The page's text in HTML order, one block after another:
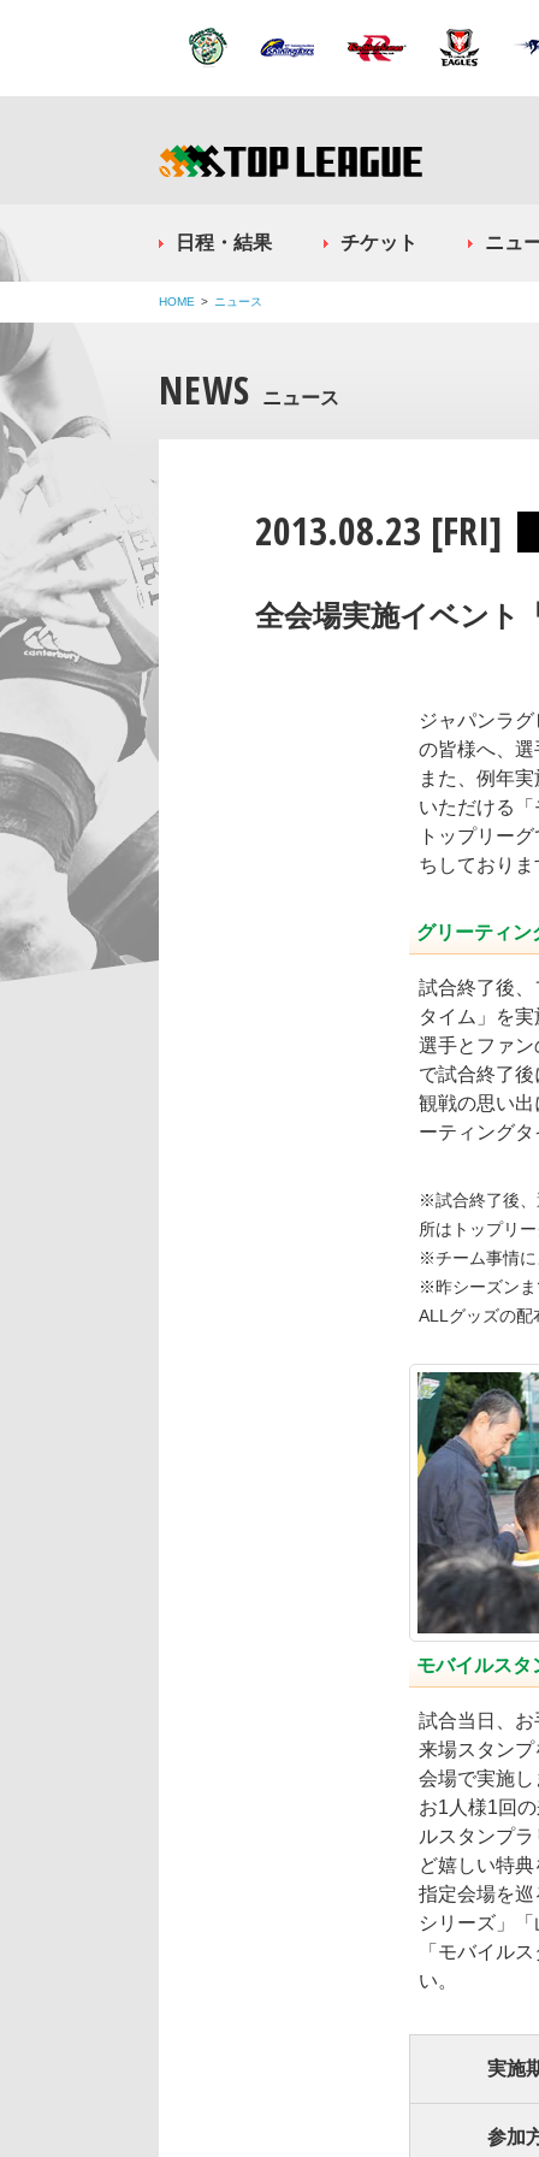
日程・結果 チケット ニュ
HOME ニュース
NEWS ニュース
2013.08.23 [FRI]
全会場実施イベント
ジャパンラ
の皆様へ、
また、例年
いただける
トップリー
ちしておりま
グリーティン
試合終了後
タイム」を
選手とファ
で試合終了
観戦の思い
ーティング
※試合終了後、
所はトップリ
※チーム事情に
※昨シーズンま
ALLグッズの配
モバイルスタ
試合当日、
来場スタン
会場で実施し
お1人様1回
ルスタンプ
ど嬉しい特
指定会場を
シリーズ」
「モバイル
い。
実施
参加